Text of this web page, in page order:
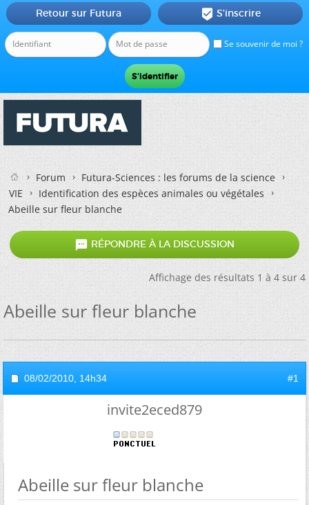
Se souvenir de moi ?
Retour sur Futura  S'inscrire
Forum
Futura-Sciences : les forums de la science
VIE
Identification des espèces animales ou végétales
Abeille sur fleur blanche
 RÉPONDRE À LA DISCUSSION
Affichage des résultats 1 à 4 sur 4
Abeille sur fleur blanche
08/02/2010, 14h34 #1
invite2eced879
Abeille sur fleur blanche